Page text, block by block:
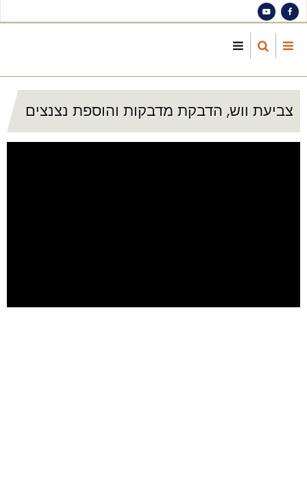
צביעת ווש, הדבקת מדבקות והוספת נצנצים